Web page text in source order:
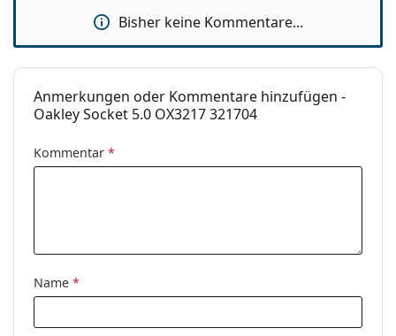
einem Stoffbeutel anstelle eines Tuchs geliefert
werden.
Entdecken Sie das gesamte Sortiment derBrillen, um
weitere Modelle zu finden, oder nutzen Sie unseren
Brillen-Ratgeber, wenn Sie Hilfe bei der Auswahl
Es ist ein Medizinprodukt. Lesen Sie vor dem Gebrauch
Bisher keine Kommentare...
Anmerkungen oder Kommentare hinzufügen -
Oakley Socket 5.0 OX3217 321704
Kommentar *
Name *